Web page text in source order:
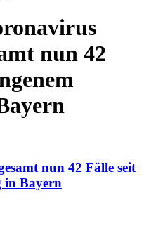
nun 42
nun 42 Fälle seit
in Bayern